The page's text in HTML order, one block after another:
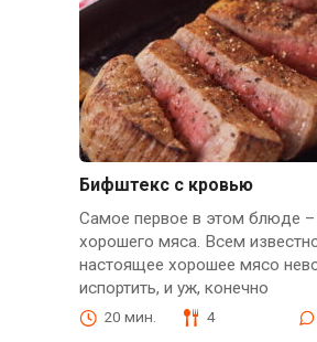
Бифштекс с кровью
Самое первое в этом блюде
хорошего мяса. Всем
настоящее хорошее мясо
испортить, и уж, конечно
20 мин. 4